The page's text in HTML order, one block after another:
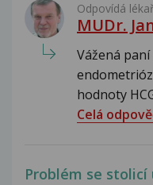
Odpovídá
MUDr.
Vážená
hodnoty
Celá
Problém se